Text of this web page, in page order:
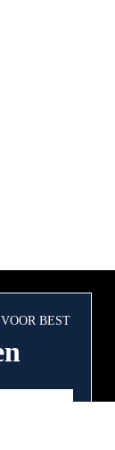
BEST